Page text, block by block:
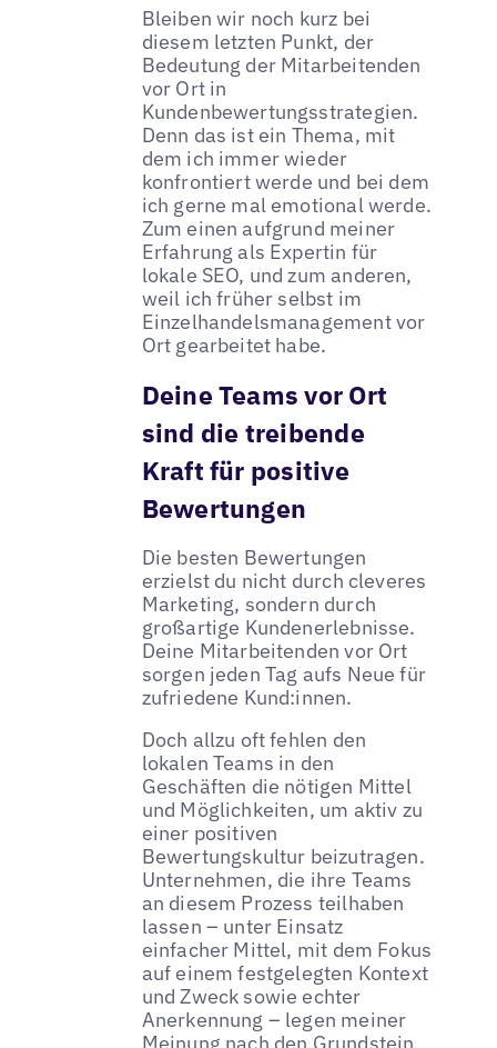
Bleiben wir noch kurz bei
diesem letzten Punkt, der
Bedeutung der Mitarbeitenden
vor Ort in
Kundenbewertungsstrategien.
Denn das ist ein Thema, mit
dem ich immer wieder
konfrontiert werde und bei dem
ich gerne mal emotional werde.
Zum einen aufgrund meiner
Erfahrung als Expertin für
lokale SEO, und zum anderen,
weil ich früher selbst im
Einzelhandelsmanagement vor
Ort gearbeitet habe.
Deine Teams vor Ort
sind die treibende
Kraft für positive
Bewertungen
Die besten Bewertungen
erzielst du nicht durch cleveres
Marketing, sondern durch
großartige Kundenerlebnisse.
Deine Mitarbeitenden vor Ort
sorgen jeden Tag aufs Neue für
zufriedene Kund:innen.
Doch allzu oft fehlen den
lokalen Teams in den
Geschäften die nötigen Mittel
und Möglichkeiten, um aktiv zu
einer positiven
Bewertungskultur beizutragen.
Unternehmen, die ihre Teams
an diesem Prozess teilhaben
lassen – unter Einsatz
einfacher Mittel, mit dem Fokus
auf einem festgelegten Kontext
und Zweck sowie echter
Anerkennung – legen meiner